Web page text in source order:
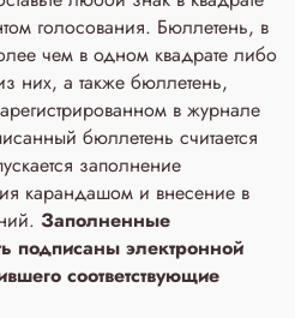
голосования. Бюллетень, в
чем в одном квадрате либо
них, а также бюллетень,
в журнале
бюллетень считается
заполнение
карандашом и внесение в
Заполненные
подписаны электронной
соответствующие